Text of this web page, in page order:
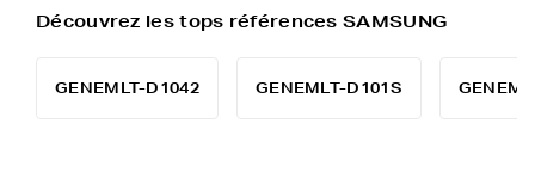
Découvrez les tops références SAMSUNG
GENEMLT-D1042 GENEMLT-D101S